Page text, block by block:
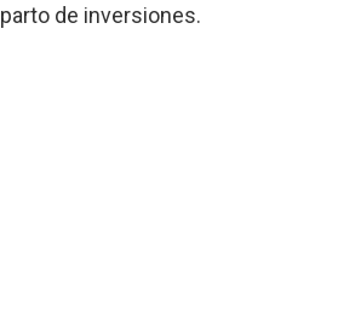
de inversiones.